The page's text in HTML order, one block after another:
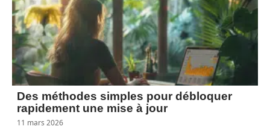
Des méthodes simples pour débloquer
rapidement une mise à jour
11 mars 2026